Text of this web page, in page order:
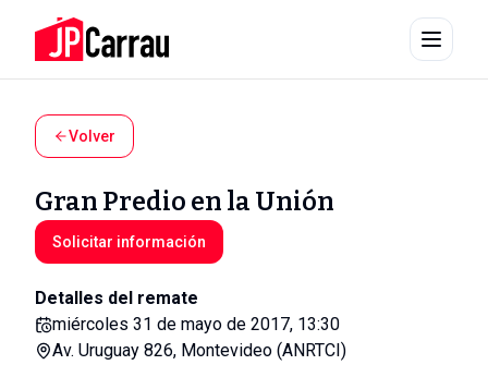
Volver
Gran Predio en la Unión
Solicitar información
Detalles del remate
miércoles 31 de mayo de 2017, 13:30
Av. Uruguay 826, Montevideo (ANRTCI)